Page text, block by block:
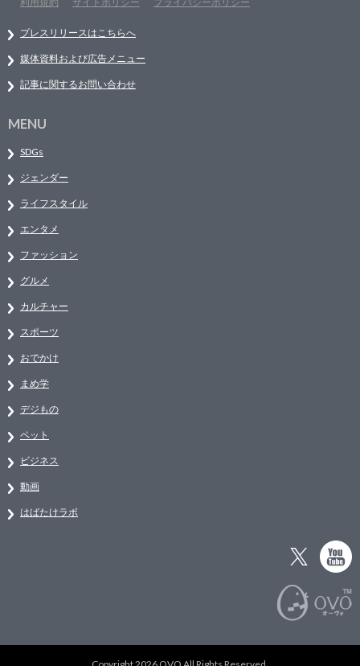
プレスリリースはこちらへ
媒体資料および広告メニュー
記事に関するお問い合わせ
MENU
SDGs
ジェンダー
ライフスタイル
エンタメ
ファッション
グルメ
カルチャー
スポーツ
おでかけ
まめ学
デジもの
ペット
ビジネス
動画
はばたけラボ